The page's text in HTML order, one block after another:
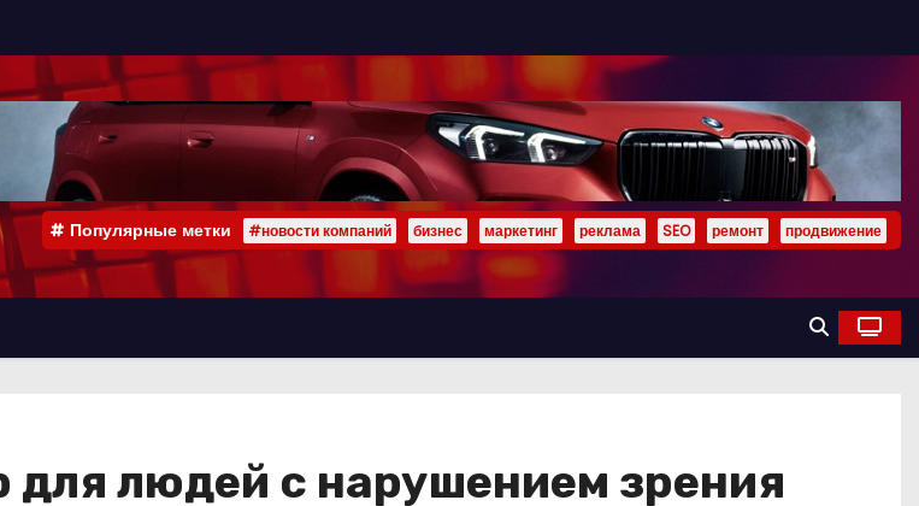
Популярные метки #новости компаний бизнес маркетинг реклама SEO ремонт продвижение
для людей с нарушением зрения